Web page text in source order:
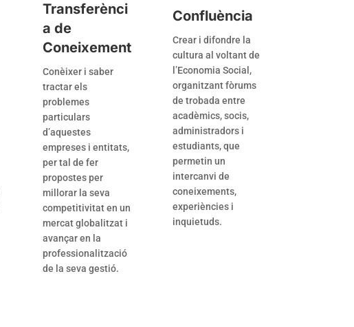
Transferènci
a de
Coneixement
Conèixer i saber
tractar els
problemes
particulars
d’aquestes
empreses i entitats,
per tal de fer
propostes per
millorar la seva
competitivitat en un
mercat globalitzat i
avançar en la
professionalització
de la seva gestió.
Confluència
Crear i difondre la
cultura al voltant de
l’Economia Social,
organitzant fòrums
de trobada entre
acadèmics, socis,
administradors i
estudiants, que
permetin un
intercanvi de
coneixements,
experiències i
inquietuds.